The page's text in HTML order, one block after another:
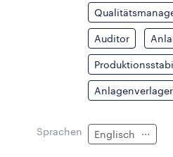
Auditor
Sprachen Englisch